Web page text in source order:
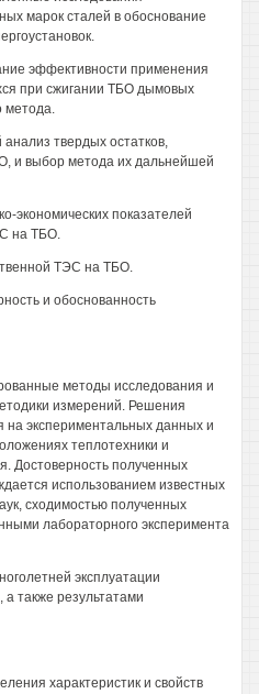
марок сталей в обоснование
эффективности применения
при сжигании ТБО дымовых
метода.
твердых остатков,
и выбор метода их дальнейшей
экономических показателей
на ТБО.
ТЭС на ТБО.
и обоснованность
методы исследования и
измерений. Решения
на экспериментальных данных и
теплотехники и
Достоверность полученных
использованием известных
сходимостью полученных
лабораторного эксперимента
эксплуатации
а также результатами
характеристик и свойств